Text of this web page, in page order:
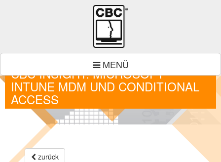
MENÜ
CBC INSIGHT: MICROSOFT
INTUNE MDM UND CONDITIONAL
ACCESS
zurück